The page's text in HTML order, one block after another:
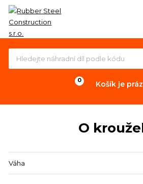
Košík je
O
Váha